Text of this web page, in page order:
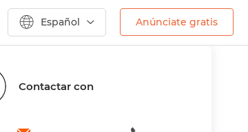
Español Anúnciate gratis
Contactar con